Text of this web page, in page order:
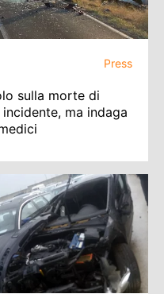
Press
sulla morte di
ma indaga